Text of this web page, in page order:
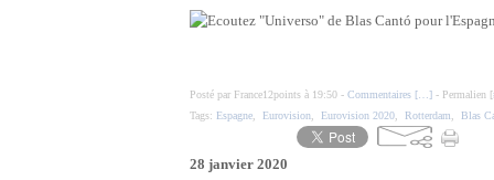
Posté par France12points à 19:50 - Commentaires [ ] - Permalien [
Tags: Espagne Eurovision Eurovision 2020 Rotterdam Blas
28 janvier 2020